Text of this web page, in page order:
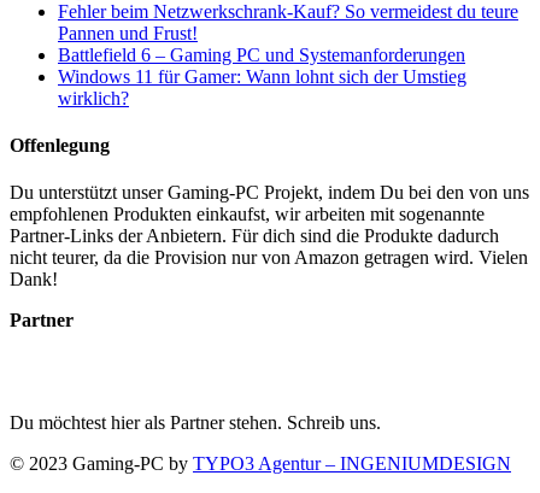
Fehler beim Netzwerkschrank-Kauf? So vermeidest du teure
Pannen und Frust!
Battlefield 6 – Gaming PC und Systemanforderungen
Windows 11 für Gamer: Wann lohnt sich der Umstieg
wirklich?
Offenlegung
Du unterstützt unser Gaming-PC Projekt, indem Du bei den von uns
empfohlenen Produkten einkaufst, wir arbeiten mit sogenannte
Partner-Links der Anbietern. Für dich sind die Produkte dadurch
nicht teurer, da die Provision nur von Amazon getragen wird. Vielen
Dank!
Partner
Du möchtest hier als Partner stehen. Schreib uns.
© 2023 Gaming-PC by TYPO3 Agentur – INGENIUMDESIGN